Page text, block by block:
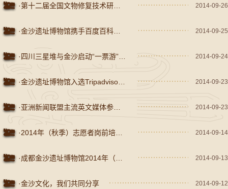
·第十二届全国文物修复技术研讨会在四川召开 2014-09-26
·金沙遗址博物馆携手百度百科带您国庆大假畅游神秘古蜀王国啦 2014-09-25
·四川三星堆与金沙启动“一票游”并联合申遗 2014-09-24
·金沙遗址博物馆入选Tripadvisor中国最热门博物馆TOP10 2014-09-23
·亚洲新闻联盟主流英文媒体参观金沙遗址博物馆 2014-09-23
·2014年（秋季）志愿者岗前培训正式开始 2014-09-14
·成都金沙遗址博物馆2014年（秋季）志愿者面试简报 2014-09-13
·金沙文化，我们共同分享 2014-09-12